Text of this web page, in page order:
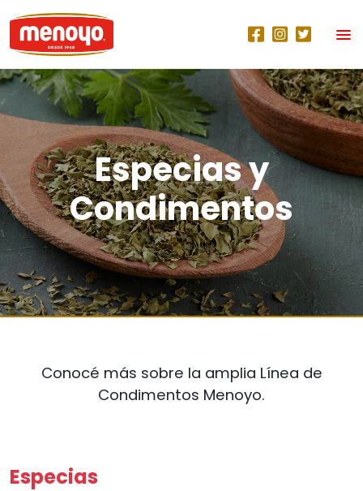
Especias y
Condimentos
Conocé más sobre la amplia Línea de
Condimentos Menoyo.
Especias